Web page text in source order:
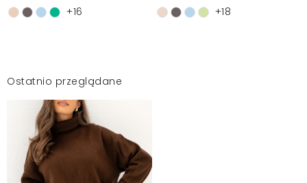
+16
+18
Ostatnio przeglądane